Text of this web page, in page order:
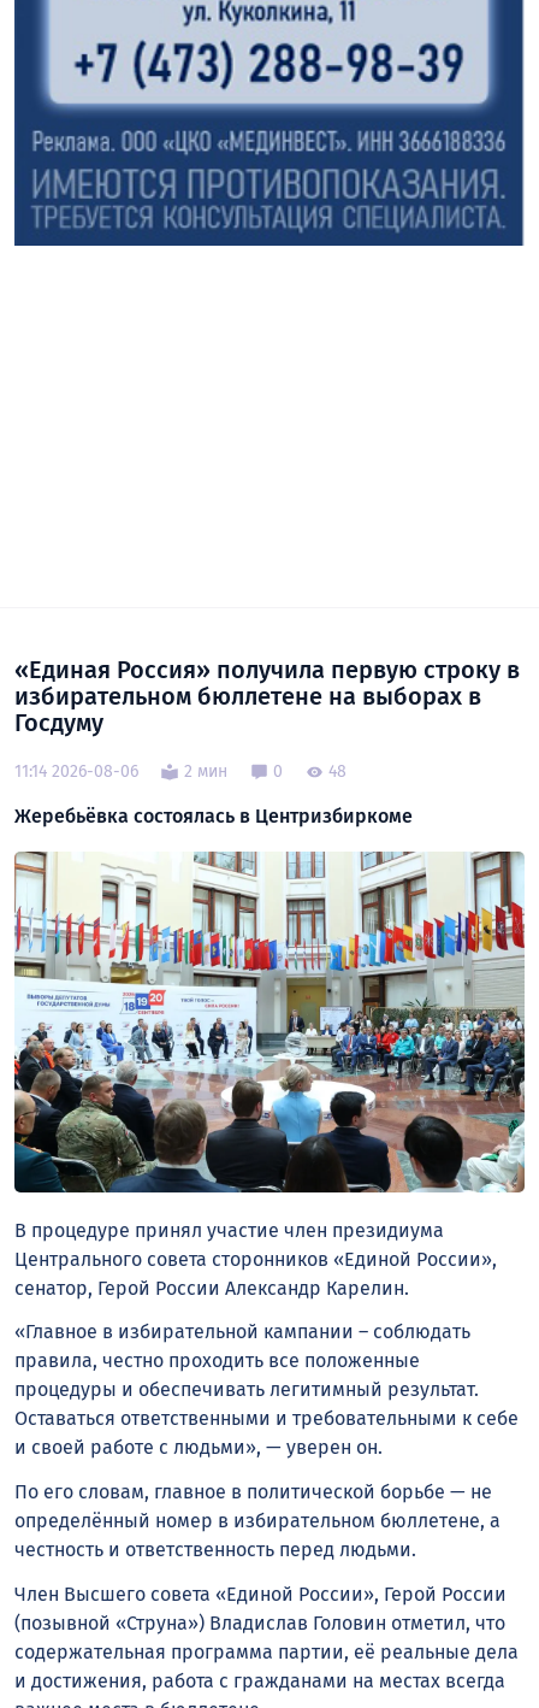
«Единая Россия» получила первую строку в
избирательном бюллетене на выборах в
Госдуму
11:14 2026-08-06 2 мин 0 48
Жеребьёвка состоялась в Центризбиркоме
В процедуре принял участие член президиума
Центрального совета сторонников «Единой России»,
сенатор, Герой России Александр Карелин.
«Главное в избирательной кампании – соблюдать
правила, честно проходить все положенные
процедуры и обеспечивать легитимный результат.
Оставаться ответственными и требовательными к себе
и своей работе с людьми», — уверен он.
По его словам, главное в политической борьбе — не
определённый номер в избирательном бюллетене, а
честность и ответственность перед людьми.
Член Высшего совета «Единой России», Герой России
(позывной «Струна») Владислав Головин отметил, что
содержательная программа партии, её реальные дела
и достижения, работа с гражданами на местах всегда